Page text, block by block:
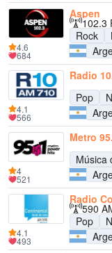
Aspen
102.3
Rock
4.6
684
Radio
Pop
4.1
566
Metro
Música
4
521
Radio
590
Pop
4.1
493